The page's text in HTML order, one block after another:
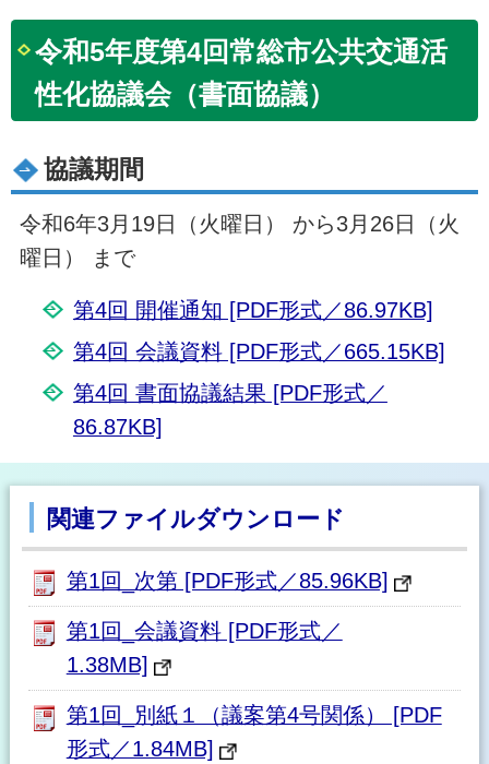
令和5年度第4回常総市公共交通活
性化協議会（書面協議）
協議期間
令和6年3月19日（火曜日） から3月26日（火
曜日） まで
第4回 開催通知 [PDF形式／86.97KB]
第4回 会議資料 [PDF形式／665.15KB]
第4回 書面協議結果 [PDF形式／
86.87KB]
関連ファイルダウンロード
第1回_次第 [PDF形式／85.96KB]
第1回_会議資料 [PDF形式／
1.38MB]
第1回_別紙１（議案第4号関係） [PDF
形式／1.84MB]